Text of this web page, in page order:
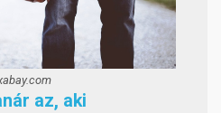
az, aki